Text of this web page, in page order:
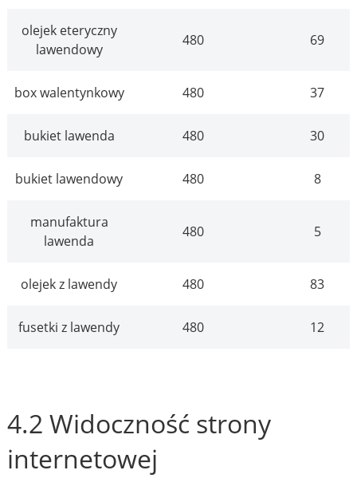
olejek eteryczny
lawendowy
480 69
box walentynkowy 480 37
bukiet lawenda 480 30
bukiet lawendowy 480 8
manufaktura
lawenda
480 5
olejek z lawendy 480 83
fusetki z lawendy 480 12
4.2 Widoczność strony
internetowej